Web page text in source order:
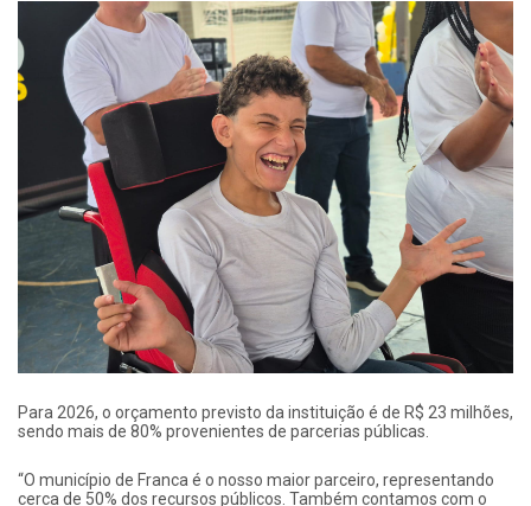
Para 2026, o orçamento previsto da instituição é de R$ 23 milhões,
sendo mais de 80% provenientes de parcerias públicas.
“O município de Franca é o nosso maior parceiro, representando
cerca de 50% dos recursos públicos. Também contamos com o